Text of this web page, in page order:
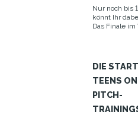
Nur noch bis
könnt Ihr
Das Finale im
DIE
TEENS
PITCH-